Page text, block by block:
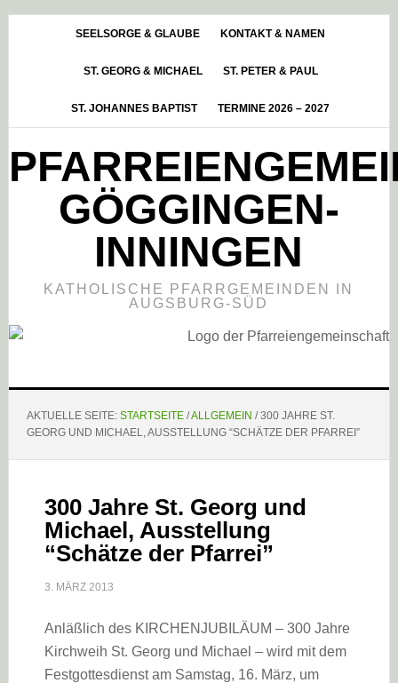
HauptsidebarSEELSORGE & GLAUBE KONTAKT & NAMEN
ST. GEORG & MICHAEL ST. PETER & PAUL
ST. JOHANNES BAPTIST TERMINE 2026 – 2027
GÖGGINGEN-
INNINGEN
KATHOLISCHE PFARRGEMEINDEN IN
AUGSBURG-SÜD
AKTUELLE SEITE: STARTSEITE /ALLGEMEIN /300 JAHRE ST.
GEORG UND MICHAEL, AUSSTELLUNG “SCHÄTZE DER PFARREI”
300 Jahre St. Georg und
Michael, Ausstellung
“Schätze der Pfarrei”
3. MÄRZ 2013
Anläßlich des KIRCHENJUBILÄUM – 300 Jahre
Kirchweih St. Georg und Michael – wird mit dem
Festgottesdienst am Samstag, 16. März, um